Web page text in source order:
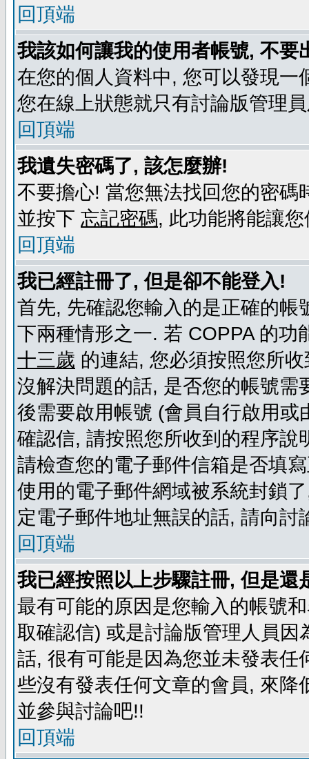
回頂端
我該如何讓我的使用者帳號, 不
在您的個人資料中, 您可以發現一
您在線上狀態就只有討論版管理
回頂端
我遺失密碼了, 該怎麼辦!
不要擔心! 當您無法找回您的密
並按下 忘記密碼, 此功能將能讓
回頂端
我已經註冊了, 但是卻不能登入!
首先, 先確認您輸入的是正確的
下兩種情形之一. 若 COPPA 的
十三歲 的連結, 您必須按照您所
沒解決問題的話, 是否您的帳號
後需要啟用帳號 (會員自行啟用
確認信, 請按照您所收到的程序
請檢查您的電子郵件信箱是否填
使用的電子郵件網域被系統封鎖
定電子郵件地址無誤的話, 請向
回頂端
我已經按照以上步驟註冊, 但是還
最有可能的原因是您輸入的帳號
取確認信) 或是討論版管理人員
話, 很有可能是因為您並未發表
些沒有發表任何文章的會員, 來
並參與討論吧!!
回頂端